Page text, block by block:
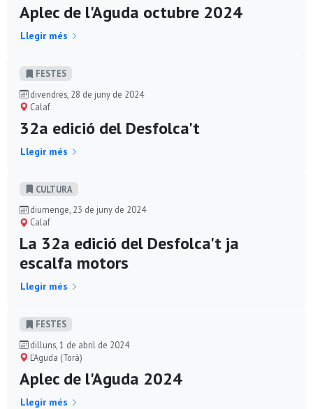
Aplec de l'Aguda octubre 2024
Llegir més
FESTES
divendres, 28 de juny de 2024
Calaf
32a edició del Desfolca't
Llegir més
CULTURA
diumenge, 23 de juny de 2024
Calaf
La 32a edició del Desfolca't ja
escalfa motors
Llegir més
FESTES
dilluns, 1 de abril de 2024
L'Aguda (Torà)
Aplec de l'Aguda 2024
Llegir més